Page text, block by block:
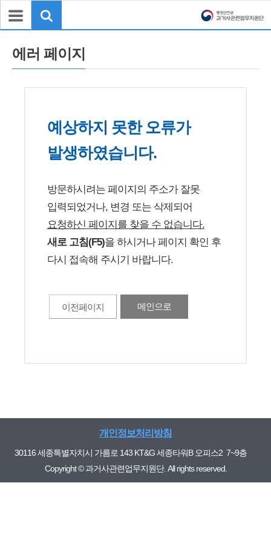
에러 페이지
예상하지 못한 오류가
발생하였습니다.
방문하시려는 페이지의 주소가 잘못
입력되었거나, 변경 또는 삭제되어
요청하신 페이지를 찾을 수 없습니다.
새로 고침(F5)을 하시거나 페이지 확인 후
다시 접속해 주시기 바랍니다.
이전페이지 메인으로
개인정보처리방침
30116 세종특별자치시 가름로 143 KT&G 세종타워B 오피스2 7~9층
Copyright © 과거사관련업무지원단. All rights reserved.